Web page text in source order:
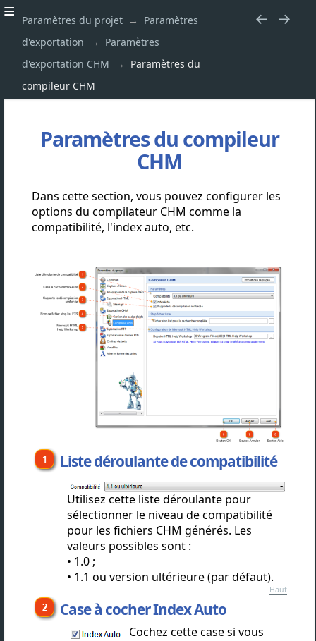
Paramètres du projet
Paramètres
d'exportation
Paramètres
d'exportation CHM
Paramètres du
compileur CHM
Paramètres du compileur
CHM
Dans cette section, vous pouvez configurer les
options du compilateur CHM comme la
compatibilité, l'index auto, etc.
Liste déroulante de compatibilité
Utilisez cette liste déroulante pour
sélectionner le niveau de compatibilité
pour les fichiers CHM générés. Les
valeurs possibles sont :
1.0 ;
1.1 ou version ultérieure (par défaut).
Haut
Case à cocher Index Auto
Cochez cette case si vous